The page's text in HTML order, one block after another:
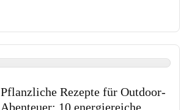
Pflanzliche Rezepte für Outdoor-
Abenteuer: 10 energiereiche